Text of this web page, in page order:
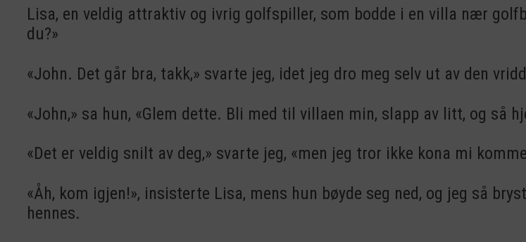
Lisa, en veldig attraktiv og ivrig golfspiller, som bodde i en villa nær
du?»
«John. Det går bra, takk,» svarte jeg, idet jeg dro meg selv ut av den
«John,» sa hun, «Glem dette. Bli med til villaen min, slapp av litt, og så
«Det er veldig snilt av deg,» svarte jeg, «men jeg tror ikke kona mi
«Åh, kom igjen!», insisterte Lisa, mens hun bøyde seg ned, og jeg så
hennes.